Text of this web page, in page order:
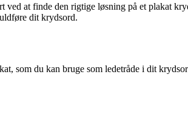
ved at finde den rigtige løsning på et plakat
dit krydsord.
som du kan bruge som ledetråde i dit